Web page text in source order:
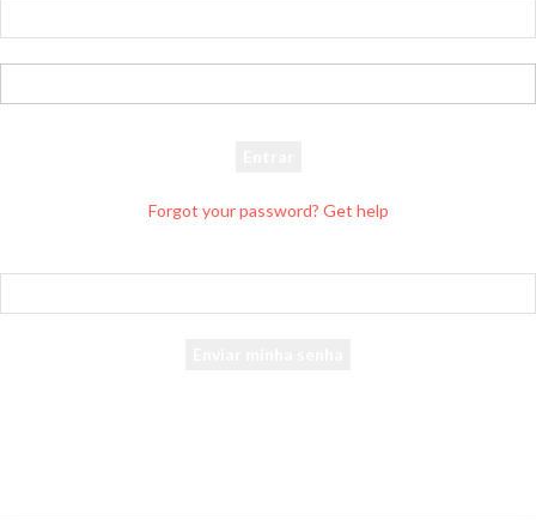
Forgot your password? Get help